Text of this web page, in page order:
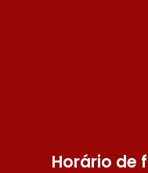
Horário de